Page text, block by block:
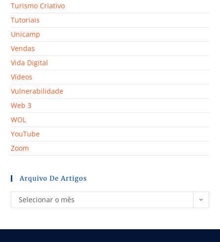
Turismo Criativo
Tutoriais
Unicamp
Vendas
Vida Digital
Vídeos
Vulnerabilidade
Web 3
WOL
YouTube
Zoom
Arquivo De Artigos
Selecionar o mês